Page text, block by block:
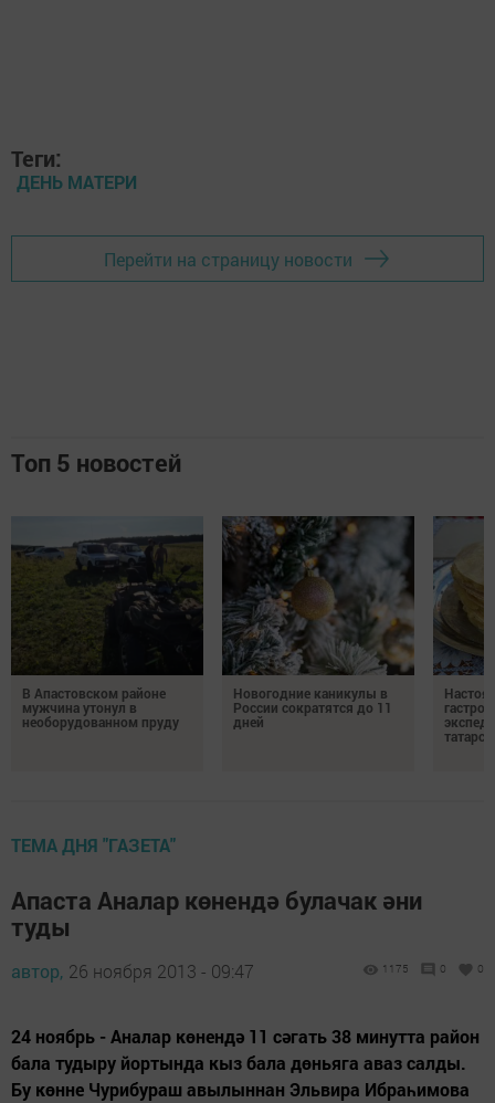
Теги:
ДЕНЬ МАТЕРИ
Перейти на страницу новости
Топ 5 новостей
В Апастовском районе
мужчина утонул в
необорудованном пруду
Новогодние каникулы в
России сократятся до 11
дней
ТЕМА ДНЯ "ГАЗЕТА"
Апаста Аналар көнендә булачак әни
туды
автор, 26 ноября 2013 - 09:47 1175 0 0
24 ноябрь - Аналар көнендә 11 сәгать 38 минутта район
бала тудыру йортында кыз бала дөньяга аваз салды.
Бу көнне Чурибураш авылыннан Эльвира Ибраһимова